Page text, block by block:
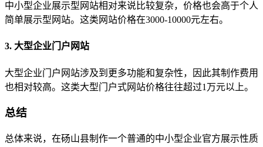
中小型企业展示型网站相对来说比较复杂，价格也会高于个人
简单展示型网站。这类网站价格在3000-10000元左右。
3. 大型企业门户网站
大型企业门户网站涉及到更多功能和复杂性，因此其制作费用
也相对较高。这类大型门户式网站价格往往超过1万元以上。
总结
总体来说，在砀山县制作一个普通的中小型企业官方展示性质